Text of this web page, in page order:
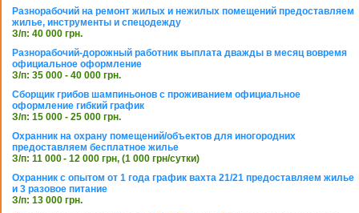
Разнорабочий на ремонт жилых и нежилых помещений предоставляем
жилье, инструменты и спецодежду
З/п: 40 000 грн.
Разнорабочий-дорожный работник выплата дважды в месяц вовремя
официальное оформление
З/п: 35 000 - 40 000 грн.
Сборщик грибов шампиньонов с проживанием официальное
оформление гибкий график
З/п: 15 000 - 25 000 грн.
Охранник на охрану помещений/объектов для иногородних
предоставляем бесплатное жилье
З/п: 11 000 - 12 000 грн, (1 000 грн/сутки)
Охранник с опытом от 1 года график вахта 21/21 предоставляем жилье
и 3 разовое питание
З/п: 13 000 грн.